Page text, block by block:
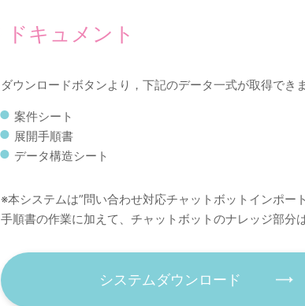
ドキュメント
ダウンロードボタンより，下記のデータ一式が取得でき
案件シート
展開手順書
データ構造シート
※本システムは”問い合わせ対応チャットボットインポー
手順書の作業に加えて、チャットボットのナレッジ部分
システムダウンロード